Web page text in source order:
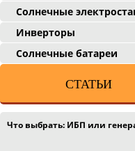
Солнечные
Инверторы
Солнечные батареи
СТАТЬИ
Что выбрать: ИБП или